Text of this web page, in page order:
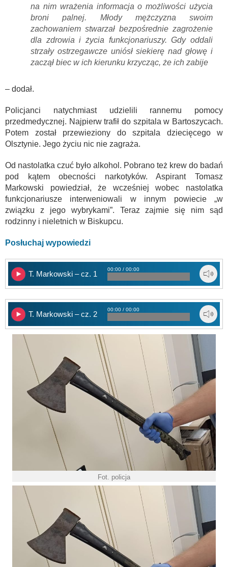
na nim wrażenia informacja o możliwości użycia
broni palnej. Młody mężczyzna swoim
zachowaniem stwarzał bezpośrednie zagrożenie
dla zdrowia i życia funkcjonariuszy. Gdy oddali
strzały ostrzegawcze uniósł siekierę nad głowę i
zaczął biec w ich kierunku krzycząc, że ich zabije
– dodał.
Policjanci natychmiast udzielili rannemu pomocy
przedmedycznej. Najpierw trafił do szpitala w Bartoszycach.
Potem został przewieziony do szpitala dziecięcego w
Olsztynie. Jego życiu nic nie zagraża.
Od nastolatka czuć było alkohol. Pobrano też krew do badań
pod kątem obecności narkotyków. Aspirant Tomasz
Markowski powiedział, że wcześniej wobec nastolatka
funkcjonariusze interweniowali w innym powiecie „w
związku z jego wybrykami”. Teraz zajmie się nim sąd
rodzinny i nieletnich w Biskupcu.
Posłuchaj wypowiedzi
T. Markowski – cz. 1
00:00 / 00:00
T. Markowski – cz. 2
00:00 / 00:00
Fot. policja